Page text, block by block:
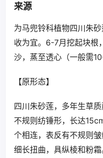
来源
为马兜铃科植物四川朱
收为宜。6-7月挖起块根
沙，蒸至透心（一般需
【原形态】
四川朱砂莲，多年生草
不规则纺锤形，长达
个相连，表反有不规则
细长扭曲，具纵棱和粉